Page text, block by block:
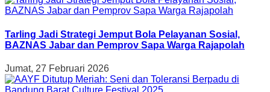
Tarling Jadi Strategi Jemput Bola Pelayanan Sosial,
BAZNAS Jabar dan Pemprov Sapa Warga Rajapolah
Jumat, 27 Februari 2026